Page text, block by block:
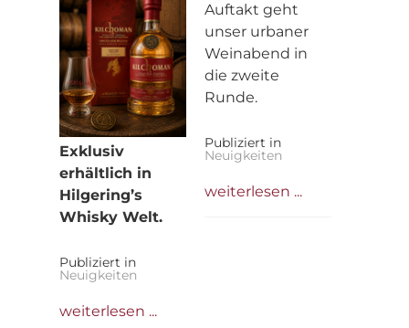
Exklusiv
erhältlich in
Hilgering’s
Whisky Welt.
Publiziert in
Neuigkeiten
weiterlesen ...
Auftakt geht
unser urbaner
Weinabend in
die zweite
Runde.
Publiziert in
Neuigkeiten
weiterlesen ...